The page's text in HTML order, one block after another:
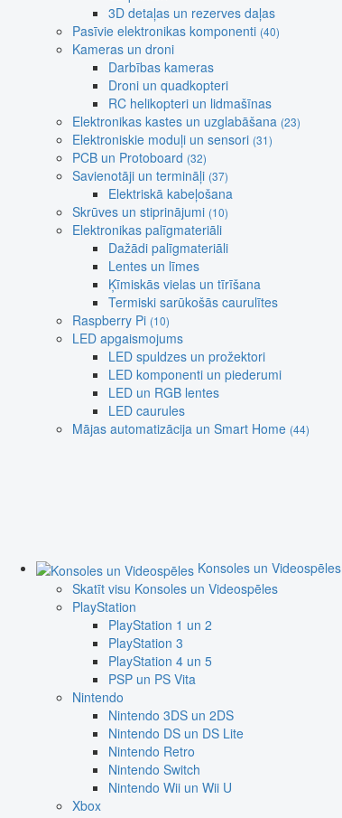
3D detaļas un rezerves daļas
Pasīvie elektronikas komponenti (40)
Kameras un droni
Darbības kameras
Droni un quadkopteri
RC helikopteri un lidmašīnas
Elektronikas kastes un uzglabāšana (23)
Elektroniskie moduļi un sensori (31)
PCB un Protoboard (32)
Savienotāji un termināļi (37)
Elektriskā kabeļošana
Skrūves un stiprinājumi (10)
Elektronikas palīgmateriāli
Dažādi palīgmateriāli
Lentes un līmes
Ķīmiskās vielas un tīrīšana
Termiski sarūkošās caurulītes
Raspberry Pi (10)
LED apgaismojums
LED spuldzes un prožektori
LED komponenti un piederumi
LED un RGB lentes
LED caurules
Mājas automatizācija un Smart Home (44)
Konsoles un Videospēles
Skatīt visu Konsoles un Videospēles
PlayStation
PlayStation 1 un 2
PlayStation 3
PlayStation 4 un 5
PSP un PS Vita
Nintendo
Nintendo 3DS un 2DS
Nintendo DS un DS Lite
Nintendo Retro
Nintendo Switch
Nintendo Wii un Wii U
Xbox